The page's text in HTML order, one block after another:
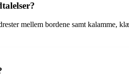
mellem bordene samt kalamme,